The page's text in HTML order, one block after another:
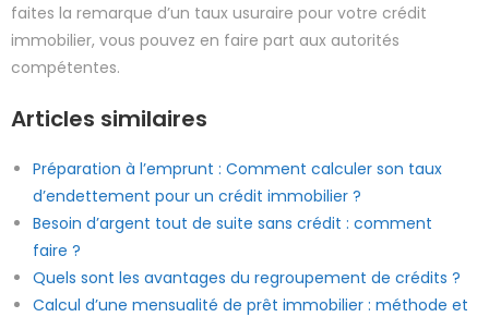
faites la remarque d’un taux usuraire pour votre crédit
immobilier, vous pouvez en faire part aux autorités
compétentes.
Articles similaires
Préparation à l’emprunt : Comment calculer son taux
d’endettement pour un crédit immobilier ?
Besoin d’argent tout de suite sans crédit : comment
faire ?
Quels sont les avantages du regroupement de crédits ?
Calcul d’une mensualité de prêt immobilier : méthode et